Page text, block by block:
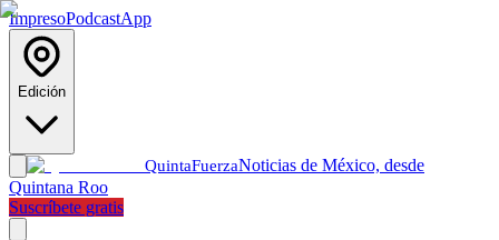
ImpresoPodcastApp
Edición
QuintaFuerzaNoticias de México, desde
Quintana Roo
Suscríbete gratis